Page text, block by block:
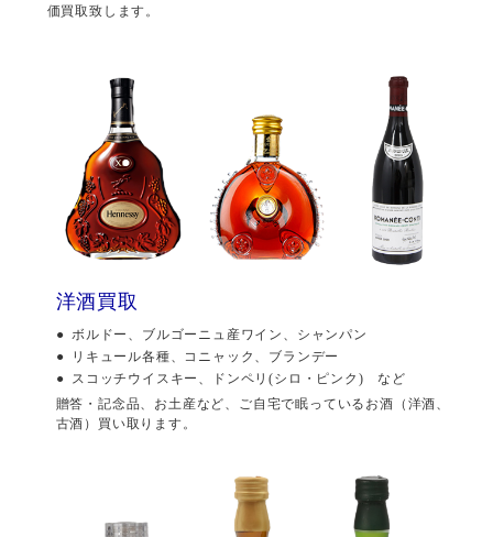
価買取致します。
洋酒買取
ボルドー、ブルゴーニュ産ワイン、シャンパン
リキュール各種、コニャック、ブランデー
スコッチウイスキー、ドンペリ(シロ・ピンク) など
贈答・記念品、お土産など、ご自宅で眠っているお酒（洋酒、
古酒）買い取ります。